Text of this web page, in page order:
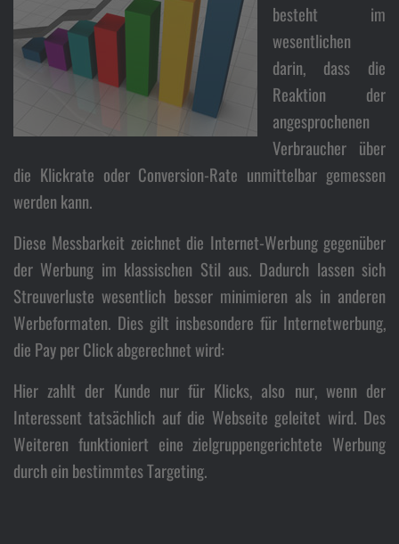
besteht im
wesentlichen
darin, dass die
Reaktion der
angesprochenen
Verbraucher über
die Klickrate oder Conversion-Rate unmittelbar gemessen
werden kann.
Diese Messbarkeit zeichnet die Internet-Werbung gegenüber
der Werbung im klassischen Stil aus. Dadurch lassen sich
Streuverluste wesentlich besser minimieren als in anderen
Werbeformaten. Dies gilt insbesondere für Internetwerbung,
die Pay per Click abgerechnet wird:
Hier zahlt der Kunde nur für Klicks, also nur, wenn der
Interessent tatsächlich auf die Webseite geleitet wird. Des
Weiteren funktioniert eine zielgruppengerichtete Werbung
durch ein bestimmtes Targeting.